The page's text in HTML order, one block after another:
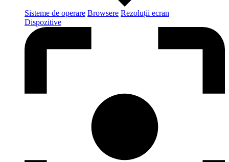
Sisteme de operare Browsere Rezoluții ecran
Dispozitive